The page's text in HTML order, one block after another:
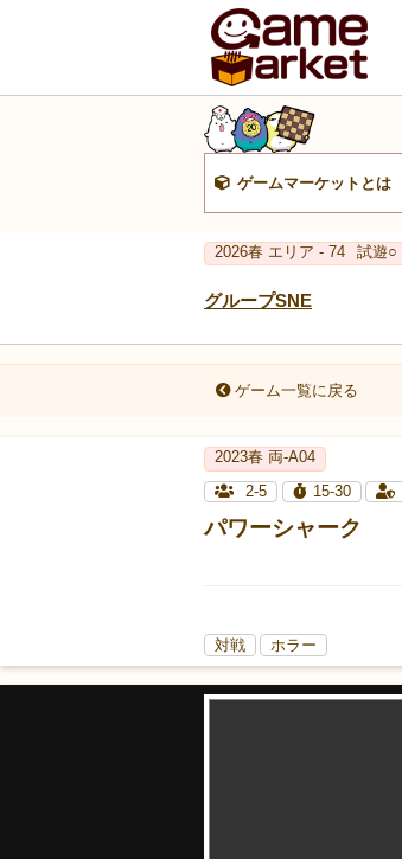
ゲームマーケットとは
2026春 エリア - 74 試遊○
グループSNE
ゲーム一覧に戻る
2023春 両‐A04
2-5
15-30
パワーシャーク
対戦 ホラー